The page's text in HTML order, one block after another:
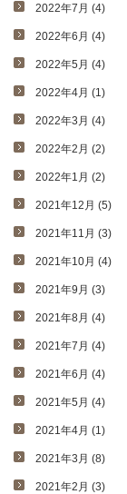
2022年7月 (4)
2022年6月 (4)
2022年5月 (4)
2022年4月 (1)
2022年3月 (4)
2022年2月 (2)
2022年1月 (2)
2021年12月 (5)
2021年11月 (3)
2021年10月 (4)
2021年9月 (3)
2021年8月 (4)
2021年7月 (4)
2021年6月 (4)
2021年5月 (4)
2021年4月 (1)
2021年3月 (8)
2021年2月 (3)